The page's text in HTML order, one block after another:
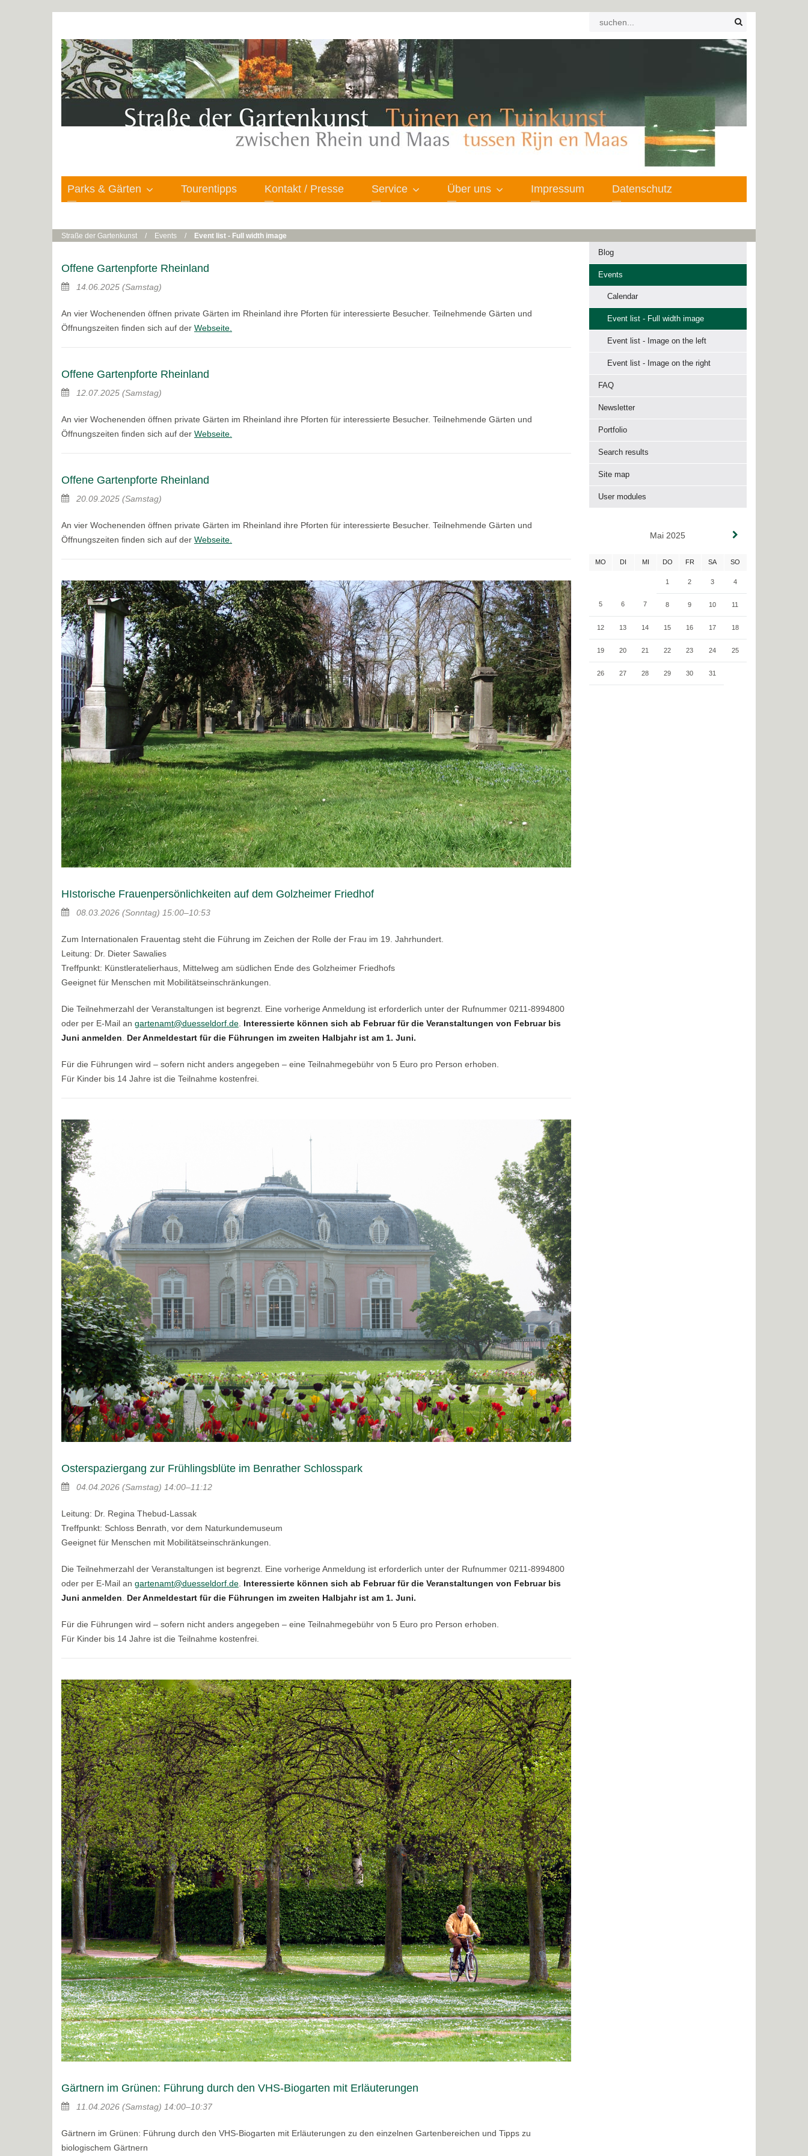
Parks & Gärten Tourentipps Kontakt / Presse Service Über uns Impressum Datenschutz
Straße der Gartenkunst / Events / Event list - Full width image
Offene Gartenpforte Rheinland
14.06.2025 (Samstag)
An vier Wochenenden öffnen private Gärten im Rheinland ihre Pforten für interessierte Besucher. Teilnehmende Gärten und
Öffnungszeiten finden sich auf der Webseite.
Offene Gartenpforte Rheinland
12.07.2025 (Samstag)
An vier Wochenenden öffnen private Gärten im Rheinland ihre Pforten für interessierte Besucher. Teilnehmende Gärten und
Öffnungszeiten finden sich auf der Webseite.
Offene Gartenpforte Rheinland
20.09.2025 (Samstag)
An vier Wochenenden öffnen private Gärten im Rheinland ihre Pforten für interessierte Besucher. Teilnehmende Gärten und
Öffnungszeiten finden sich auf der Webseite.
HIstorische Frauenpersönlichkeiten auf dem Golzheimer Friedhof
08.03.2026 (Sonntag) 15:00–10:53
Zum Internationalen Frauentag steht die Führung im Zeichen der Rolle der Frau im 19. Jahrhundert.
Leitung: Dr. Dieter Sawalies
Treffpunkt: Künstleratelierhaus, Mittelweg am südlichen Ende des Golzheimer Friedhofs
Geeignet für Menschen mit Mobilitätseinschränkungen.
Die Teilnehmerzahl der Veranstaltungen ist begrenzt. Eine vorherige Anmeldung ist erforderlich unter der Rufnummer 0211-8994800
oder per E-Mail an gartenamt@duesseldorf.de Interessierte können sich ab Februar für die Veranstaltungen von Februar bis
Juni anmelden
Der Anmeldestart für die Führungen im zweiten Halbjahr ist am 1. Juni.
Für die Führungen wird – sofern nicht anders angegeben – eine Teilnahmegebühr von 5 Euro pro Person erhoben.
Für Kinder bis 14 Jahre ist die Teilnahme kostenfrei.
Osterspaziergang zur Frühlingsblüte im Benrather Schlosspark
04.04.2026 (Samstag) 14:00–11:12
Leitung: Dr. Regina Thebud-Lassak
Treffpunkt: Schloss Benrath, vor dem Naturkundemuseum
Geeignet für Menschen mit Mobilitätseinschränkungen.
Die Teilnehmerzahl der Veranstaltungen ist begrenzt. Eine vorherige Anmeldung ist erforderlich unter der Rufnummer 0211-8994800
oder per E-Mail an gartenamt@duesseldorf.de Interessierte können sich ab Februar für die Veranstaltungen von Februar bis
Juni anmelden
Der Anmeldestart für die Führungen im zweiten Halbjahr ist am 1. Juni.
Für die Führungen wird – sofern nicht anders angegeben – eine Teilnahmegebühr von 5 Euro pro Person erhoben.
Für Kinder bis 14 Jahre ist die Teilnahme kostenfrei.
Gärtnern im Grünen: Führung durch den VHS-Biogarten mit Erläuterungen
11.04.2026 (Samstag) 14:00–10:37
Gärtnern im Grünen: Führung durch den VHS-Biogarten mit Erläuterungen zu den einzelnen Gartenbereichen und Tipps zu
biologischem Gärtnern
Blog
Events
Calendar
Event list - Full width image
Event list - Image on the left
Event list - Image on the right
FAQ
Newsletter
Portfolio
Search results
Site map
User modules
Mai 2025
MO DI MI DO FR SA SO
1 2 3 4
5 6 7 8 9 10 11
12 13 14 15 16 17 18
19 20 21 22 23 24 25
26 27 28 29 30 31